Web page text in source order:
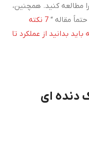
را مطالعه کنید. همچنین،
حتماً مقاله “
7 نکته
بدانید از عملکرد تا
دنده ای